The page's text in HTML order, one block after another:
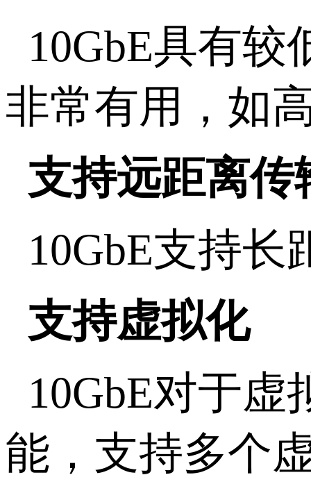
10GbE具有
非常有用，如
支持远距离传
10GbE支持
支持虚拟化
10GbE对于
能，支持多个